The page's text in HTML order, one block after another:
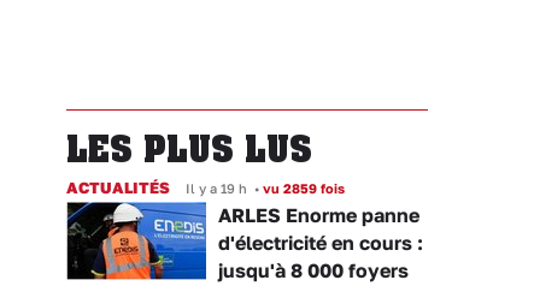
LES PLUS LUS
ACTUALITÉS Il y a 19 h • vu 2859 fois
ARLES Enorme panne
d'électricité en cours :
jusqu'à 8 000 foyers